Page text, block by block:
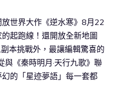
世界大作《逆水寒》8月22
起跑線！還開放全新地圖
本挑戰外，最讓編輯驚喜的
《秦時明月·天行九歌》聯
的「星迹夢語」每一套都